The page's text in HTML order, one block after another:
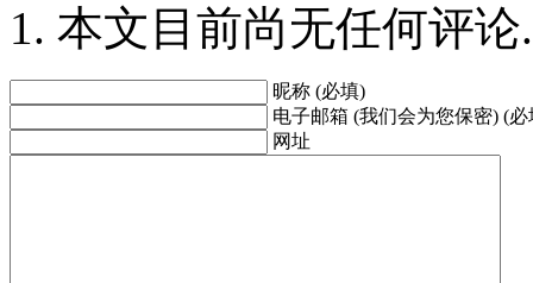
本文目前尚无任何评论.
昵称 (必填)
电子邮箱 (我们会为您保密) (必
网址